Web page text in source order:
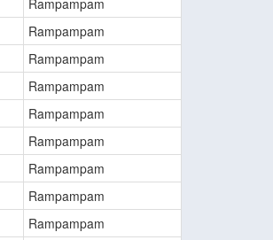
Rampampam
Rampampam
Rampampam
Rampampam
Rampampam
Rampampam
Rampampam
Rampampam